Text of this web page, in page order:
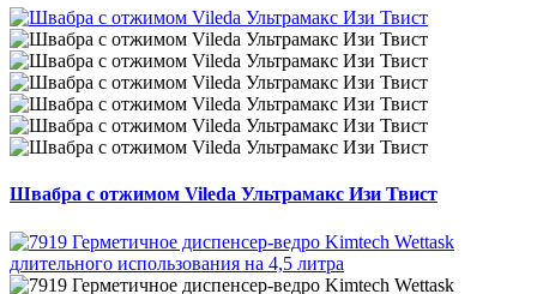
Швабра с отжимом Vileda Ультрамакс Изи Твист